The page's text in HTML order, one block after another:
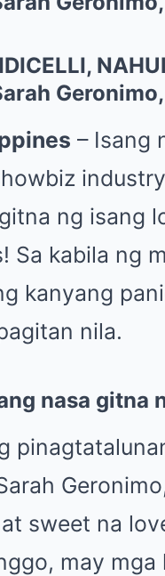
– Isang
ng isang
Sa kabila ng
kanyang
nila.
nasa gitna
sweet na
may